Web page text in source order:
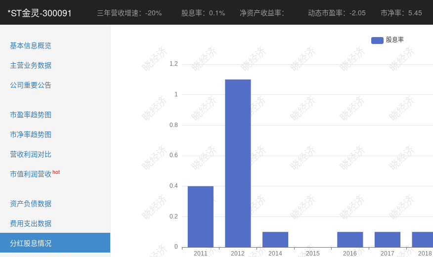
*ST金灵-300091 三年营收增速：-20% 股息率：0.1% 净资产收益率： 动态市盈率：-2.05 市净率：5.45
基本信息概览
主营业务数据
公司重要公告
市盈率趋势图
市净率趋势图
营收利润对比
市值利润营收hot
资产负债数据
费用支出数据
分红股息情况